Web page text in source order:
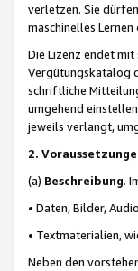
verletzen. Sie
maschinelles
Die Lizenz endet
Vergütungskatalog
schriftliche
umgehend
jeweils verlangt,
2.
(a) Beschreibung.
• Daten, Bilder,
• Textmaterialien,
Neben den